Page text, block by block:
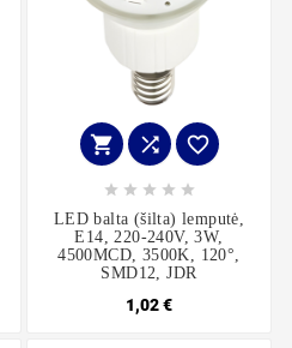
  
    
LED balta (šilta) lemputė,
E14, 220-240V, 3W,
4500MCD, 3500K, 120°,
SMD12, JDR
1,02 €